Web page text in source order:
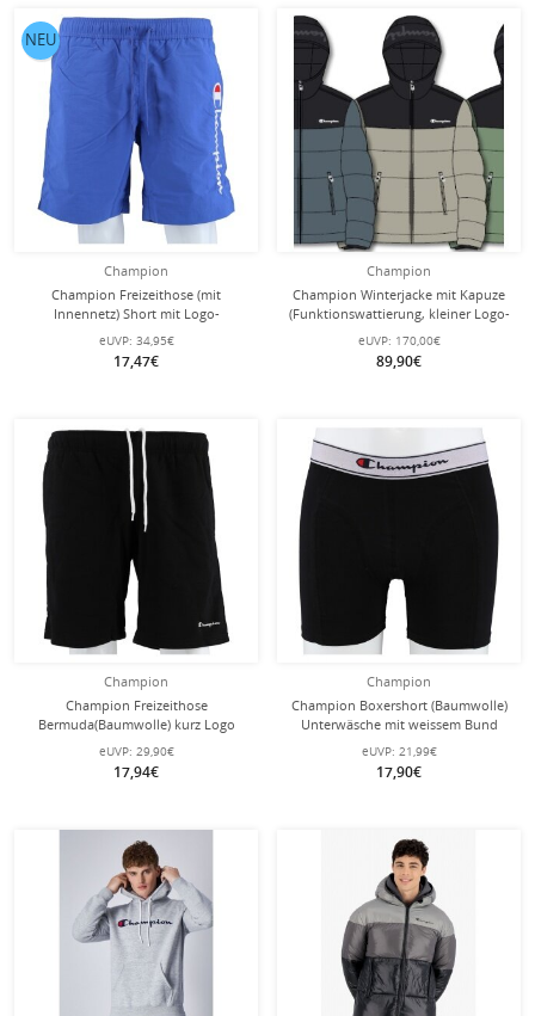
Champion
Champion Freizeithose (mit
Innennetz) Short mit Logo-
Schriftzug violett Herren
eUVP: 34,95€
17,47€
NEU
Champion
Champion Winterjacke mit Kapuze
(Funktionswattierung, kleiner Logo-
Schriftzug) beige/schwarz Herren
eUVP: 170,00€
89,90€
Champion
Champion Freizeithose
Bermuda(Baumwolle) kurz Logo
Schriftzug klein schwarz Herren
eUVP: 29,90€
17,94€
Champion
Champion Boxershort (Baumwolle)
Unterwäsche mit weissem Bund
schwarz Herren - 2er Pack
eUVP: 21,99€
17,90€